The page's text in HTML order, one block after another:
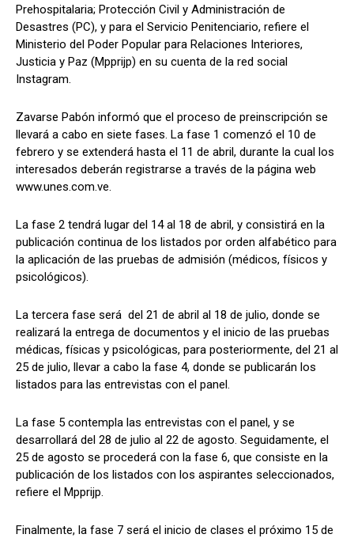
Prehospitalaria; Protección Civil y Administración de
Desastres (PC), y para el Servicio Penitenciario, refiere el
Ministerio del Poder Popular para Relaciones Interiores,
Justicia y Paz (Mpprijp) en su cuenta de la red social
Instagram.
Zavarse Pabón informó que el proceso de preinscripción se
llevará a cabo en siete fases. La fase 1 comenzó el 10 de
febrero y se extenderá hasta el 11 de abril, durante la cual los
interesados deberán registrarse a través de la página web
www.unes.com.ve.
La fase 2 tendrá lugar del 14 al 18 de abril, y consistirá en la
publicación continua de los listados por orden alfabético para
la aplicación de las pruebas de admisión (médicos, físicos y
psicológicos).
La tercera fase será del 21 de abril al 18 de julio, donde se
realizará la entrega de documentos y el inicio de las pruebas
médicas, físicas y psicológicas, para posteriormente, del 21 al
25 de julio, llevar a cabo la fase 4, donde se publicarán los
listados para las entrevistas con el panel.
La fase 5 contempla las entrevistas con el panel, y se
desarrollará del 28 de julio al 22 de agosto. Seguidamente, el
25 de agosto se procederá con la fase 6, que consiste en la
publicación de los listados con los aspirantes seleccionados,
refiere el Mpprijp.
Finalmente, la fase 7 será el inicio de clases el próximo 15 de